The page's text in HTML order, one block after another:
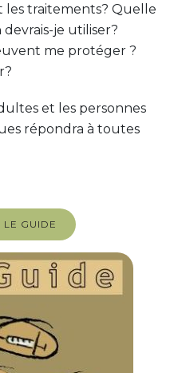
les traitements? Quelle
je utiliser?
me protéger ?
et les personnes
répondra à toutes
LE GUIDE